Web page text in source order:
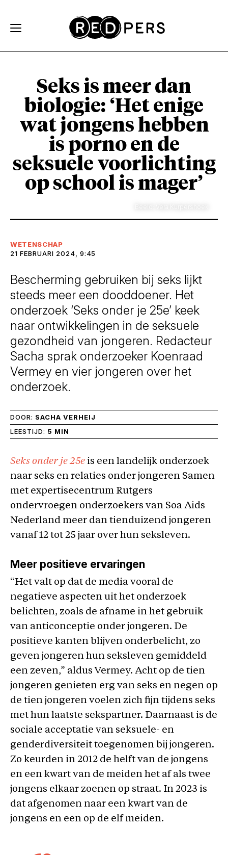
Seks is meer dan
biologie: ‘Het enige
wat jongens hebben
is porno en de
seksuele voorlichting
op school is mager’
WETENSCHAP
21 FEBRUARI 2024, 9:45
Bescherming gebruiken bij seks lijkt
steeds meer een dooddoener. Het
onderzoek ‘Seks onder je 25e’ keek
naar ontwikkelingen in de seksuele
gezondheid van jongeren. Redacteur
Sacha sprak onderzoeker Koenraad
Vermey en vier jongeren over het
onderzoek.
DOOR: SACHA VERHEIJ
LEESTIJD: 5 MIN
Seks onder je 25e is een landelijk onderzoek
naar seks en relaties onder jongeren Samen
met expertisecentrum Rutgers
ondervroegen onderzoekers van Soa Aids
Nederland meer dan tienduizend jongeren
vanaf 12 tot 25 jaar over hun seksleven.
Meer positieve ervaringen
“Het valt op dat de media vooral de
negatieve aspecten uit het onderzoek
belichten, zoals de afname in het gebruik
van anticonceptie onder jongeren. De
positieve kanten blijven onderbelicht, zo
geven jongeren hun seksleven gemiddeld
een zeven,” aldus Vermey. Acht op de tien
jongeren genieten erg van seks en negen op
de tien jongeren voelen zich fijn tijdens seks
met hun laatste sekspartner. Daarnaast is de
sociale acceptatie van seksuele- en
genderdiversiteit toegenomen bij jongeren.
Zo keurden in 2012 de helft van de jongens
en een kwart van de meiden het af als twee
jongens elkaar zoenen op straat. In 2023 is
dat afgenomen naar een kwart van de
jongens en een op de elf meiden.